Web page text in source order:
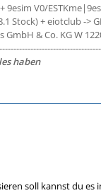
9esim V0/
Stock) + eiotclub ->
GmbH & Co. KG W
haben
soll kannst du